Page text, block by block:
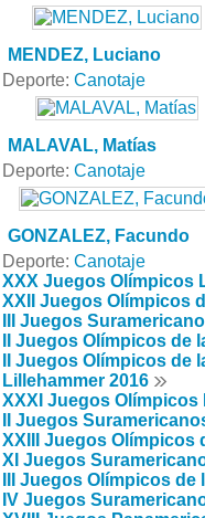
MENDEZ, Luciano
Deporte: Canotaje
MALAVAL, Matías
Deporte: Canotaje
GONZALEZ, Facundo
Deporte: Canotaje
XXX Juegos Olímpicos
XXII Juegos Olímpicos
III Juegos
II Juegos Olímpicos de
II Juegos Olímpicos
Lillehammer 2016
XXXI Juegos Olímpicos
II Juegos
XXIII Juegos Olímpicos
XI Juegos
III Juegos Olímpicos
IV Juegos